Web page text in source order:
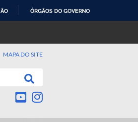
ÓRGÃOS DO GOVERNO
MAPA DO SITE